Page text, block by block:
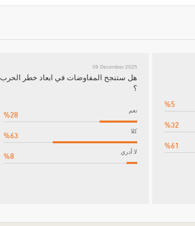
%5
%32
%61
09 December 2025
هل ستنجح المفاوضات في ابعاد خطر الحرب
؟
نعم %28
كلا %63
لا أدري %8